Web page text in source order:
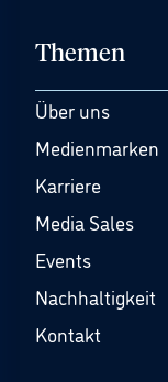
Themen
Über uns
Medienmarken
Karriere
Media Sales
Events
Nachhaltigkeit
Kontakt